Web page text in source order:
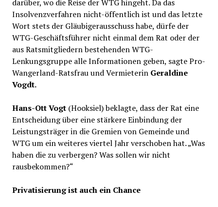
darüber, wo die Reise der WTG hingeht. Da das
Insolvenzverfahren nicht-öffentlich ist und das letzte
Wort stets der Gläubigerausschuss habe, dürfe der
WTG-Geschäftsführer nicht einmal dem Rat oder der
aus Ratsmitgliedern bestehenden WTG-
Lenkungsgruppe alle Informationen geben, sagte Pro-
Wangerland-Ratsfrau und Vermieterin Geraldine
Vogdt.
Hans-Ott Vogt(Hooksiel) beklagte, dass der Rat eine
Entscheidung über eine stärkere Einbindung der
Leistungsträger in die Gremien von Gemeinde und
WTG um ein weiteres viertel Jahr verschoben hat. „Was
haben die zu verbergen? Was sollen wir nicht
rausbekommen?“
Privatisierung ist auch ein Chance